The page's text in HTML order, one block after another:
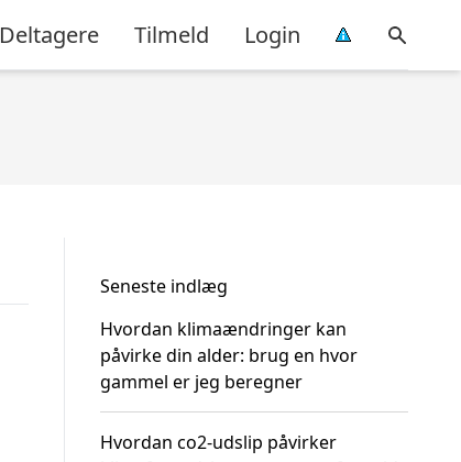
Deltagere Tilmeld Login
Seneste indlæg
Hvordan klimaændringer kan
påvirke din alder: brug en hvor
gammel er jeg beregner
Hvordan co2-udslip påvirker